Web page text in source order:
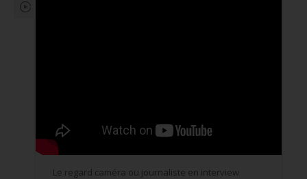
Le regard caméra ou journaliste en interview